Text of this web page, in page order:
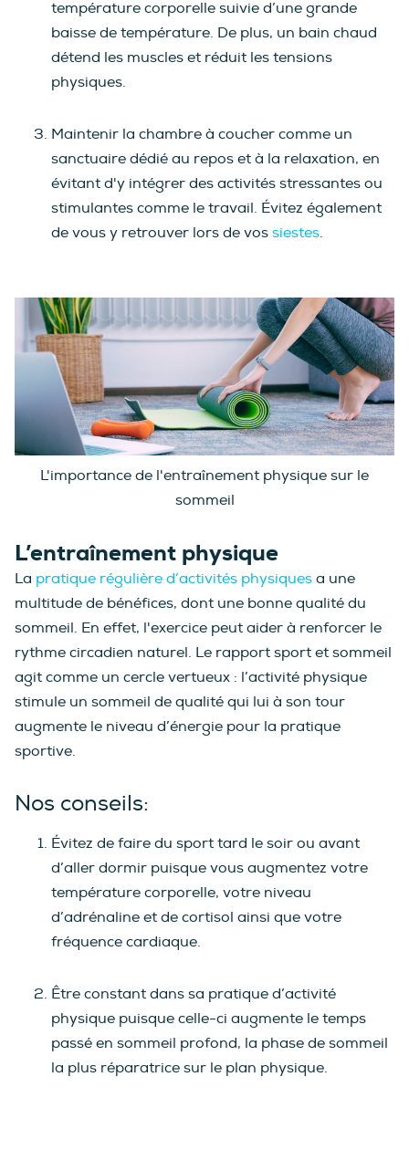
température corporelle suivie d’une grande
baisse de température. De plus, un bain chaud
détend les muscles et réduit les tensions
physiques.
Maintenir la chambre à coucher comme un
sanctuaire dédié au repos et à la relaxation, en
évitant d'y intégrer des activités stressantes ou
stimulantes comme le travail. Évitez également
de vous y retrouver lors de vos siestes.
L'importance de l'entraînement physique sur le
sommeil
L’entraînement physique
La pratique régulière d’activités physiques a une
multitude de bénéfices, dont une bonne qualité du
sommeil. En effet, l'exercice peut aider à renforcer le
rythme circadien naturel. Le rapport sport et sommeil
agit comme un cercle vertueux : l’activité physique
stimule un sommeil de qualité qui lui à son tour
augmente le niveau d’énergie pour la pratique
sportive.
Nos conseils:
Évitez de faire du sport tard le soir ou avant
d’aller dormir puisque vous augmentez votre
température corporelle, votre niveau
d’adrénaline et de cortisol ainsi que votre
fréquence cardiaque.
Être constant dans sa pratique d’activité
physique puisque celle-ci augmente le temps
passé en sommeil profond, la phase de sommeil
la plus réparatrice sur le plan physique.